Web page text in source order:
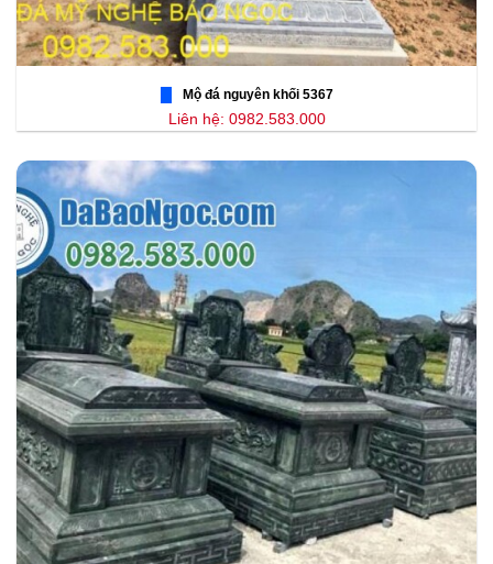
Mộ đá nguyên khối 5367
Liên hệ: 0982.583.000